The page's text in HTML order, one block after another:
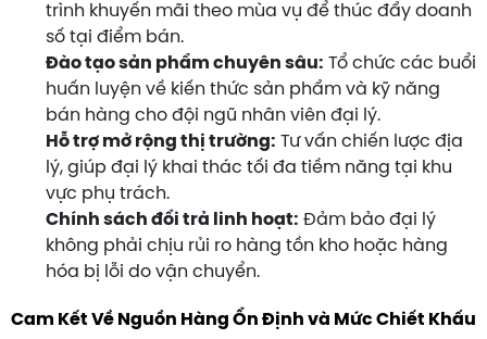
trình khuyến mãi theo mùa vụ để thúc đẩy doanh
số tại điểm bán.
Đào tạo sản phẩm chuyên sâu: Tổ chức các buổi
huấn luyện về kiến thức sản phẩm và kỹ năng
bán hàng cho đội ngũ nhân viên đại lý.
Hỗ trợ mở rộng thị trường: Tư vấn chiến lược địa
lý, giúp đại lý khai thác tối đa tiềm năng tại khu
vực phụ trách.
Chính sách đổi trả linh hoạt: Đảm bảo đại lý
không phải chịu rủi ro hàng tồn kho hoặc hàng
hóa bị lỗi do vận chuyển.
Cam Kết Về Nguồn Hàng Ổn Định và Mức Chiết Khấu